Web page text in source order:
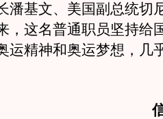
潘基文、美国副总统切
这名普通职员坚持给
运精神和奥运梦想，几